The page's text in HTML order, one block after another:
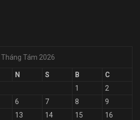
Tháng Tám 2026
N S B
C
1
2
6 7 8
9
13 14 15
16